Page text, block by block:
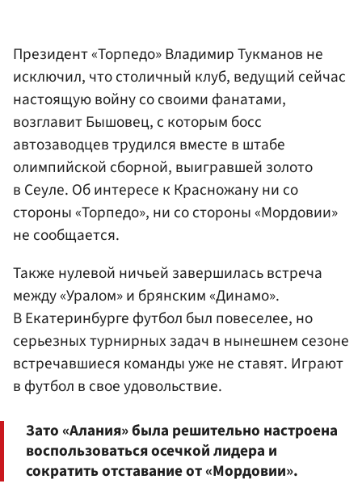
Президент «Торпедо» Владимир Тукманов не
исключил, что столичный клуб, ведущий сейчас
настоящую войну со своими фанатами,
возглавит Бышовец, с которым босс
автозаводцев трудился вместе в штабе
олимпийской сборной, выигравшей золото
в Сеуле. Об интересе к Красножану ни со
стороны «Торпедо», ни со стороны «Мордовии»
не сообщается.
Также нулевой ничьей завершилась встреча
между «Уралом» и брянским «Динамо».
В Екатеринбурге футбол был повеселее, но
серьезных турнирных задач в нынешнем сезоне
встречавшиеся команды уже не ставят. Играют
в футбол в свое удовольствие.
Зато «Алания» была решительно настроена
воспользоваться осечкой лидера и
сократить отставание от «Мордовии».